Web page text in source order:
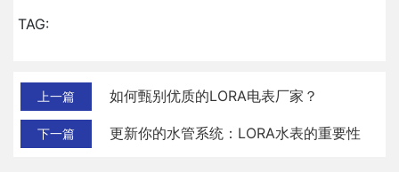
TAG:
上一篇 如何甄别优质的LORA电表厂家？
下一篇 更新你的水管系统：LORA水表的重要性